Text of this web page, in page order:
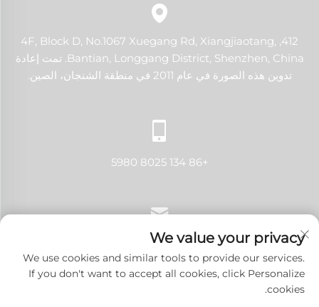
412, 4F, Block D, No.1067 Xuegang Rd, Xiangjiaotang,
Bantian, Longgang District, Shenzhen, China. تمت إعادة
تدوين هذه الصورة في عام 2011 في منطقة الشنجان، الصين.
+86 134 8025 5980
[email protected]
We value your privacy
We use cookies and similar tools to provide our services.
If you don't want to accept all cookies, click Personalize
cookies.